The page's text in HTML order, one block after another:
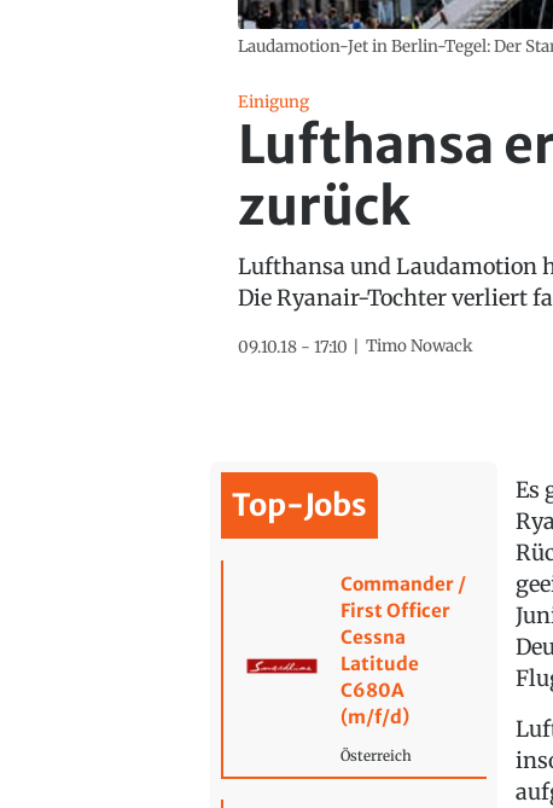
Laudamotion-Jet in Berlin-Tegel: Der
Einigung
Lufthansa
zurück
Lufthansa und Laudamotion
Die Ryanair-Tochter verliert
09.10.18 - 17:10 Timo Nowack
Top-Jobs
Commander /
First Officer
Cessna
Latitude
C680A
(m/f/d)
Österreich
Es